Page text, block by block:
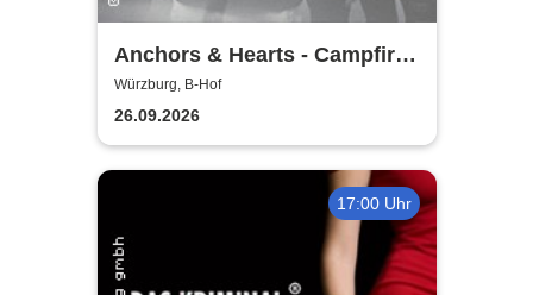
Anchors & Hearts - Campfire
Chronicles Tour 2026
Würzburg, B-Hof
26.09.2026
17:00 Uhr